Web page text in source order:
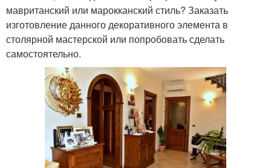
мавританский или марокканский стиль? Заказать
изготовление данного декоративного элемента в
столярной мастерской или попробовать сделать
самостоятельно.